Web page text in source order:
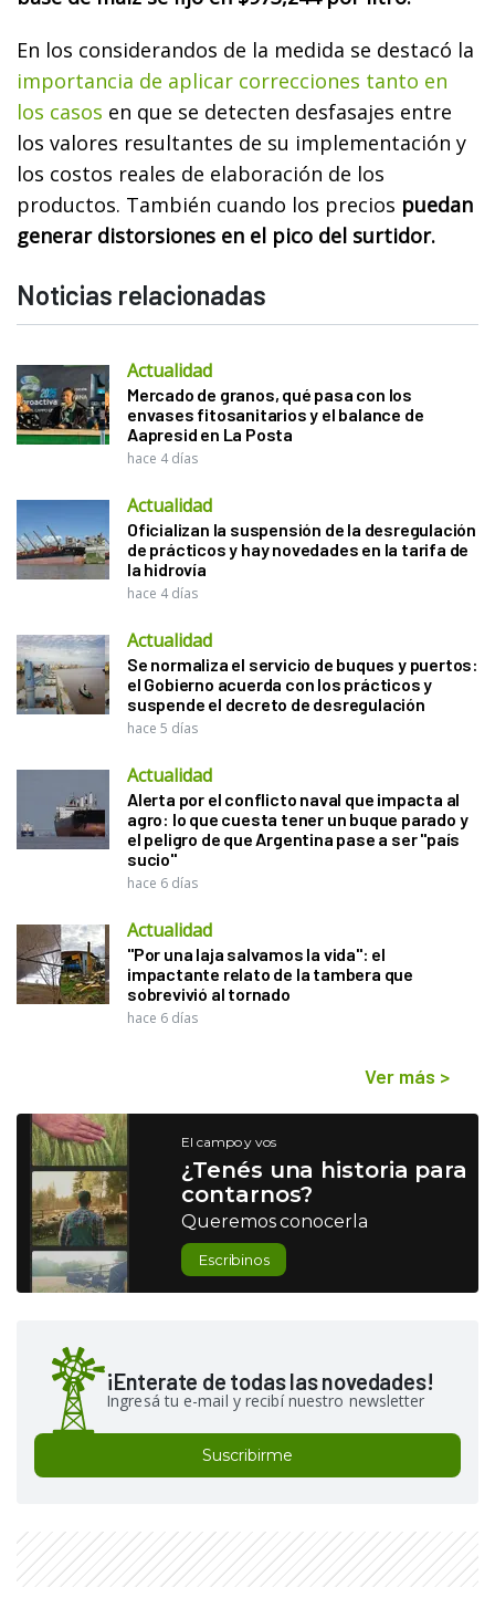
En los considerandos de la medida se destacó la
importancia de aplicar correcciones tanto en
los casos en que se detecten desfasajes entre
los valores resultantes de su implementación y
los costos reales de elaboración de los
productos. También cuando los precios puedan
generar distorsiones en el pico del surtidor.
Noticias relacionadas
Actualidad
Mercado de granos, qué pasa con los
envases fitosanitarios y el balance de
Aapresid en La Posta
hace 4 días
Actualidad
Oficializan la suspensión de la desregulación
de prácticos y hay novedades en la tarifa de
la hidrovía
hace 4 días
Actualidad
Se normaliza el servicio de buques y puertos:
el Gobierno acuerda con los prácticos y
suspende el decreto de desregulación
hace 5 días
Actualidad
Alerta por el conflicto naval que impacta al
agro: lo que cuesta tener un buque parado y
el peligro de que Argentina pase a ser "país
sucio"
hace 6 días
Actualidad
"Por una laja salvamos la vida": el
impactante relato de la tambera que
sobrevivió al tornado
hace 6 días
Ver más >
El campo y vos
¿Tenés una historia para
contarnos?
Queremos conocerla
Escribinos
¡Enterate de todas las novedades!
Ingresá tu e-mail y recibí nuestro newsletter
Suscribirme